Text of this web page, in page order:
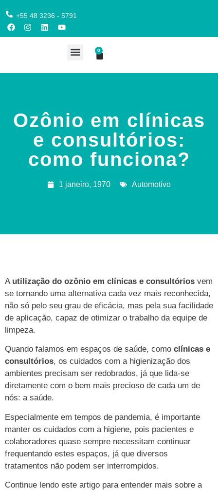
+55 48 3236 - 5791
0
Ozônio em clínicas
e consultórios:
como funciona?
1 janeiro, 1970 Automotivo
A utilização do ozônio em clínicas e consultórios vem
se tornando uma alternativa cada vez mais reconhecida,
não só pelo seu grau de eficácia, mas pela sua facilidade
de aplicação, capaz de otimizar o trabalho da equipe de
limpeza.
Quando falamos em espaços de saúde, como clínicas e
consultórios, os cuidados com a higienização dos
ambientes precisam ser redobrados, já que lida-se
diretamente com o bem mais precioso de cada um de
nós: a saúde.
Especialmente em tempos de pandemia, é importante
manter os cuidados com a higiene, pois pacientes e
colaboradores quase sempre necessitam continuar
frequentando estes espaços, já que diversos
tratamentos não podem ser interrompidos.
Continue lendo este artigo para entender mais sobre a